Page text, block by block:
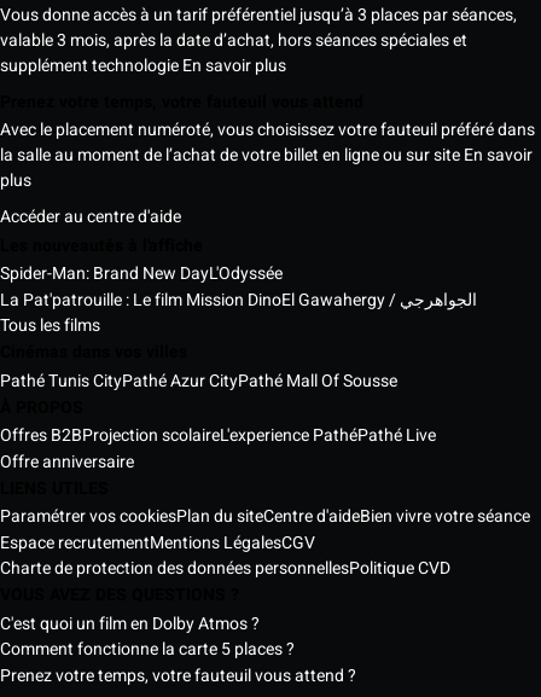
Vous donne accès à un tarif préférentiel jusqu’à 3 places par séances,
valable 3 mois, après la date d’achat, hors séances spéciales et
supplément technologieEn savoir plus
Avec le placement numéroté, vous choisissez votre fauteuil préféré dans
la salle au moment de l’achat de votre billet en ligne ou sur siteEn savoir
plus
Accéder au centre d'aide
Spider-Man: Brand New DayL'Odyssée
La Pat'patrouille : Le film Mission Dino
El Gawahergy / الجواهرجي
Tous les films
Pathé Tunis CityPathé Azur CityPathé Mall Of Sousse
Offres B2BProjection scolaireL'experience PathéPathé Live
Offre anniversaire
Paramétrer vos cookiesPlan du siteCentre d'aideBien vivre votre séance
Espace recrutementMentions LégalesCGV
Charte de protection des données personnellesPolitique CVD
C'est quoi un film en Dolby Atmos ?
Comment fonctionne la carte 5 places ?
Prenez votre temps, votre fauteuil vous attend ?